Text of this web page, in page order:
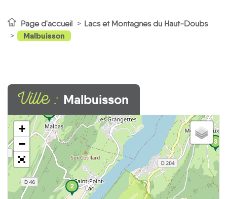
Page d'accueil Lacs et Montagnes du Haut-Doubs
Malbuisson
Ville : Malbuisson
3
2
+
−